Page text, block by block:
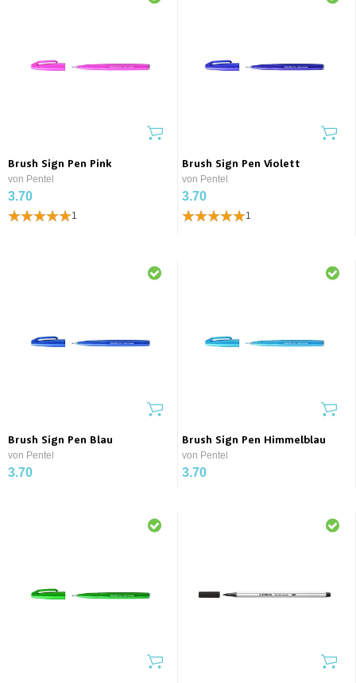
Brush Sign Pen Pink
von Pentel
3.70
1
Brush Sign Pen Violett
von Pentel
3.70
1
Brush Sign Pen Blau
von Pentel
3.70
Brush Sign Pen Himmelblau
von Pentel
3.70